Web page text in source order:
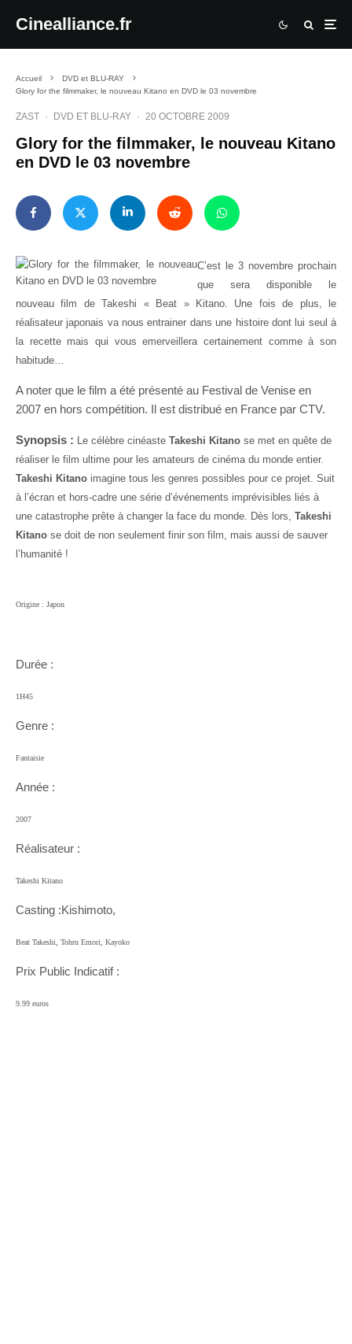
Cinealliance.fr
Accueil
DVD et BLU-RAY
Glory for the filmmaker, le nouveau Kitano en DVD le 03 novembre
ZAST · DVD ET BLU-RAY · 20 OCTOBRE 2009
Glory for the filmmaker, le nouveau Kitano
en DVD le 03 novembre
C’est le 3 novembre prochain
que sera disponible le
nouveau film de Takeshi « Beat » Kitano. Une fois de plus, le
réalisateur japonais va nous entrainer dans une histoire dont lui seul à
la recette mais qui vous emerveillera certainement comme à son
habitude…
A noter que le film a été présenté au Festival de Venise en
2007 en hors compétition. Il est distribué en France par CTV.
Synopsis : Le célèbre cinéaste Takeshi Kitano se met en quête de
réaliser le film ultime pour les amateurs de cinéma du monde entier.
Takeshi Kitano imagine tous les genres possibles pour ce projet. Suit
à l’écran et hors-cadre une série d’événements imprévisibles liés à
une catastrophe prête à changer la face du monde. Dès lors, Takeshi
Kitano se doit de non seulement finir son film, mais aussi de sauver
l’humanité !
Origine : Japon
Durée :
1H45
Genre :
Fantaisie
Année :
2007
Réalisateur :
Takeshi Kitano
Casting :Kishimoto,
Beat Takeshi, Tohru Emori, Kayoko
Prix Public Indicatif :
9.99 euros